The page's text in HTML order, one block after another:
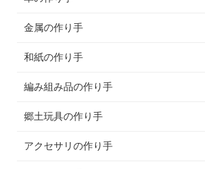
金属の作り手
和紙の作り手
編み組み品の作り手
郷土玩具の作り手
アクセサリの作り手